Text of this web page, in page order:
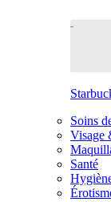
Soins
Visage
Santé